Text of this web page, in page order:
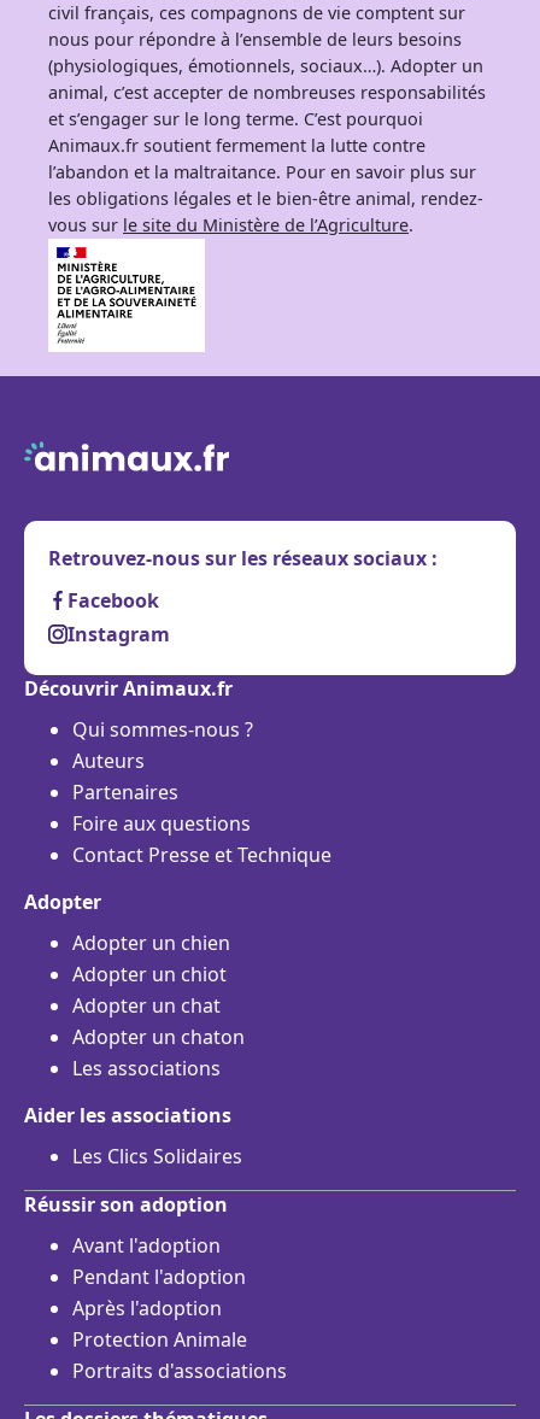
civil français, ces compagnons de vie comptent sur
nous pour répondre à l’ensemble de leurs besoins
(physiologiques, émotionnels, sociaux…). Adopter un
animal, c’est accepter de nombreuses responsabilités
et s’engager sur le long terme. C’est pourquoi
Animaux.fr soutient fermement la lutte contre
l’abandon et la maltraitance. Pour en savoir plus sur
les obligations légales et le bien-être animal, rendez-
vous sur le site du Ministère de l’Agriculture.
Retrouvez-nous sur les réseaux sociaux :
Facebook
Instagram
Découvrir Animaux.fr
Qui sommes-nous ?
Auteurs
Partenaires
Foire aux questions
Contact Presse et Technique
Adopter
Adopter un chien
Adopter un chiot
Adopter un chat
Adopter un chaton
Les associations
Aider les associations
Les Clics Solidaires
Réussir son adoption
Avant l'adoption
Pendant l'adoption
Après l'adoption
Protection Animale
Portraits d'associations